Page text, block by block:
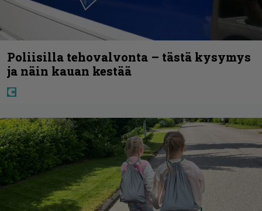
Poliisilla tehovalvonta – tästä kysymys
ja näin kauan kestää